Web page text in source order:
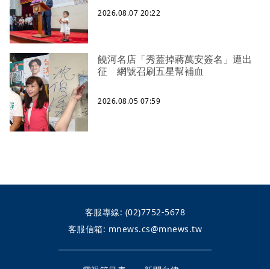
2026.08.07 20:22
饒河名店「秀蓋掉蔣萬安簽名」遭出
征 網號召刷五星幫補血
2026.08.05 07:59
客服專線: (02)7752-5678
客服信箱: mnews.cs@mnews.tw